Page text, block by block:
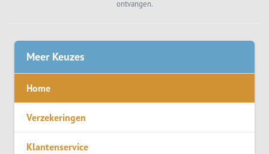
ontvangen.
Meer Keuzes
Home
Verzekeringen
Klantenservice